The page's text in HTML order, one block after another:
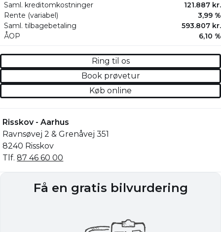
Saml. kreditomkostninger
121.887 kr.
Rente (variabel)
3,99 %
Saml. tilbagebetaling
593.807 kr.
ÅOP
6,10 %
Ring til os
Book prøvetur
Køb online
Risskov - Aarhus
Ravnsøvej 2 & Grenåvej 351
8240 Risskov
Tlf.87 46 60 00
Få en gratis bilvurdering